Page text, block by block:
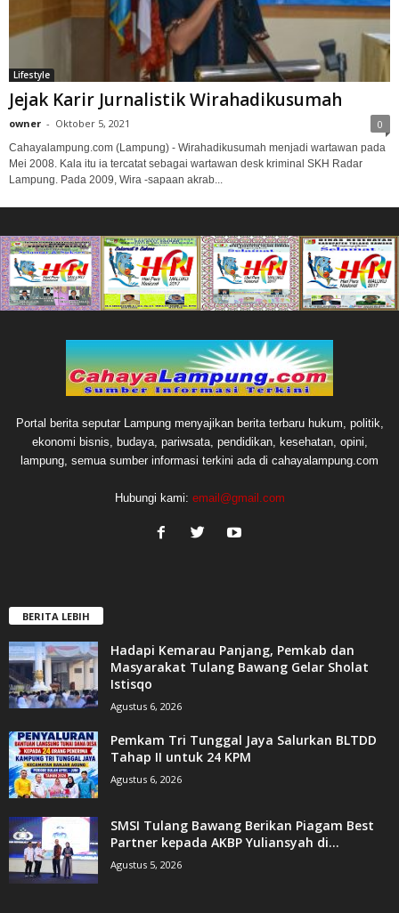
Lifestyle
Jejak Karir Jurnalistik Wirahadikusumah
owner - Oktober 5, 2021 0
Cahayalampung.com (Lampung) - Wirahadikusumah menjadi wartawan pada
Mei 2008. Kala itu ia tercatat sebagai wartawan desk kriminal SKH Radar
Lampung. Pada 2009, Wira -sapaan akrab...
Portal berita seputar Lampung menyajikan berita terbaru hukum, politik,
ekonomi bisnis, budaya, pariwsata, pendidikan, kesehatan, opini,
lampung, semua sumber informasi terkini ada di cahayalampung.com
Hubungi kami: email@gmail.com
BERITA LEBIH
Hadapi Kemarau Panjang, Pemkab dan
Masyarakat Tulang Bawang Gelar Sholat
Istisqo
Agustus 6, 2026
Pemkam Tri Tunggal Jaya Salurkan BLTDD
Tahap II untuk 24 KPM
Agustus 6, 2026
SMSI Tulang Bawang Berikan Piagam Best
Partner kepada AKBP Yuliansyah di...
Agustus 5, 2026